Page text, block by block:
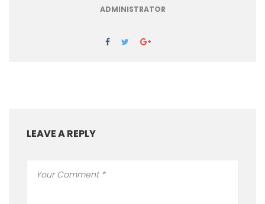
ADMINISTRATOR
LEAVE A REPLY